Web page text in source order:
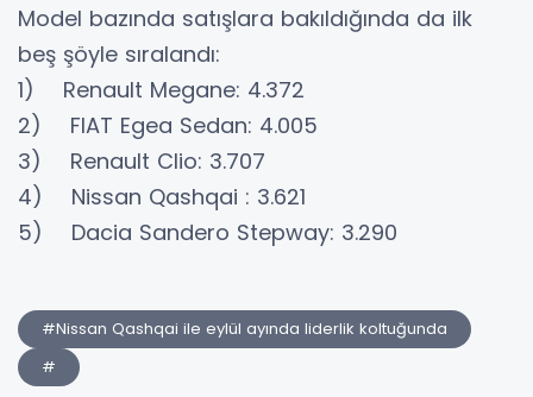
Model bazında satışlara bakıldığında da ilk
beş şöyle sıralandı:
1) Renault Megane: 4.372
2) FIAT Egea Sedan: 4.005
3) Renault Clio: 3.707
4) Nissan Qashqai : 3.621
5) Dacia Sandero Stepway: 3.290
#Nissan Qashqai ile eylül ayında liderlik koltuğunda
#